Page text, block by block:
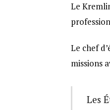
Le
Le chef
missions
Les